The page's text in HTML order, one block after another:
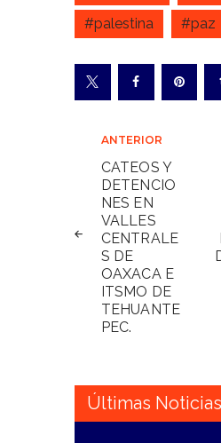
#palestina
#paz
Navegación
de
entradas
ANTERIOR
CATEOS Y
DETENCIO
NES EN
VALLES
CENTRALE
S DE
OAXACA E
ITSMO DE
TEHUANTE
PEC.
Últimas Noticias